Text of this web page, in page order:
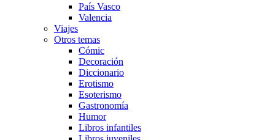
País Vasco
Valencia
Viajes
Otros temas
Cómic
Decoración
Diccionario
Erotismo
Esoterismo
Gastronomía
Humor
Libros infantiles